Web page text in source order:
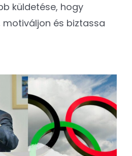
küldetése, hogy
motiváljon és biztassa